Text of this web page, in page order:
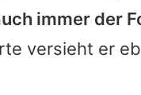
immer der
versieht er